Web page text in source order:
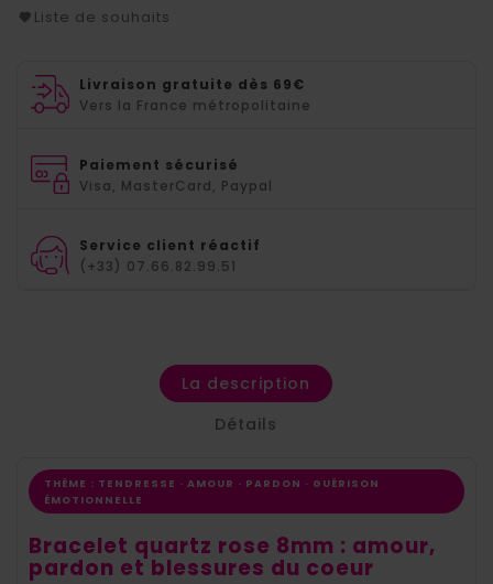
Liste de souhaits
Livraison gratuite dès 69€
Vers la France métropolitaine
Paiement sécurisé
Visa, MasterCard, Paypal
Service client réactif
(+33) 07.66.82.99.51
La description
Détails
THÈME : TENDRESSE · AMOUR · PARDON · GUÉRISON
ÉMOTIONNELLE
Bracelet quartz rose 8mm : amour,
pardon et blessures du coeur